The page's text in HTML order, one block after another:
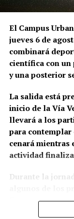
duró tres días y
anotación se
Fábrica de la
Sin embargo, el
Morales
impide conocer
—«visitar la torre
referirse tanto a
una simple
conservación de
además, que no
posteriores que
de San Juan.
La situación es
donde sí existe
El Campus
jueves 6 de
combinará
científica con un
y una posterior
La salida está
inicio de la Vía
llevará a los
para
cenará mientras
actividad
Durante la
firmamento y
de la mano de